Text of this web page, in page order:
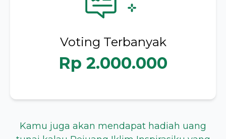
Voting Terbanyak
Rp 2.000.000
Kamu juga akan mendapat hadiah uang